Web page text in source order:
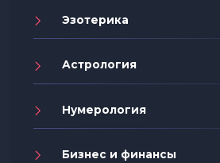
Эзотерика
Астрология
Нумерология
Бизнес и финансы